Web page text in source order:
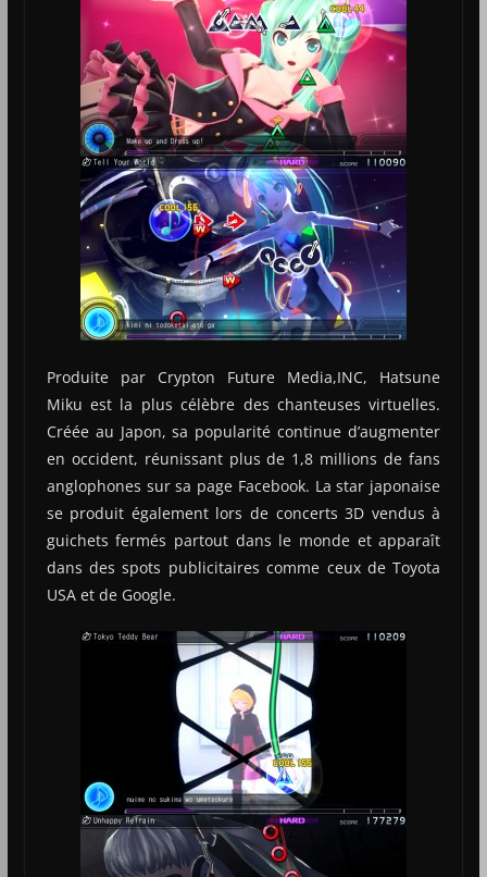
Produite par Crypton Future Media,INC, Hatsune
Miku est la plus célèbre des chanteuses virtuelles.
Créée au Japon, sa popularité continue d’augmenter
en occident, réunissant plus de 1,8 millions de fans
anglophones sur sa page Facebook. La star japonaise
se produit également lors de concerts 3D vendus à
guichets fermés partout dans le monde et apparaît
dans des spots publicitaires comme ceux de Toyota
USA et de Google.